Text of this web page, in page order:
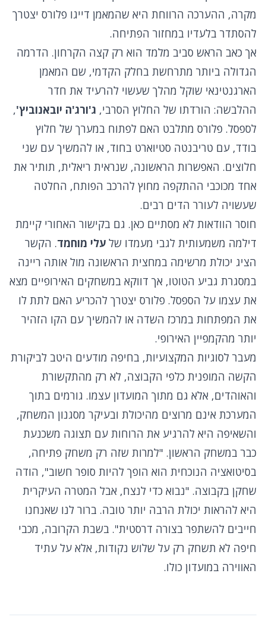
מקרה, ההערכה הרווחת היא שהמאמן דייגו פלורס יצטרך
להסתדר בלעדיו במחזור הפתיחה.
אך כאב הראש סביב מלמד הוא רק קצה הקרחון. הדרמה
הגדולה ביותר מתרחשת בחלק הקדמי, שם המאמן
הארגנטינאי שוקל מהלך שעשוי להרעיד את חדר
ההלבשה: הורדתו של החלוץ הסרבי, ג'ורג'ה יובאנוביץ',
לספסל. פלורס מתלבט האם לפתוח במערך של חלוץ
בודד, עם טריבנטה סטיוארט בחוד, או להמשיך עם שני
חלוצים. האפשרות הראשונה, שנראית ריאלית, תותיר את
אחד מכוכבי ההתקפה מחוץ להרכב הפותח, החלטה
שעשויה לעורר הדים רבים.
חוסר הוודאות לא מסתיים כאן. גם בקישור האחורי קיימת
דילמה משמעותית לגבי מעמדו של עלי מוחמד. הקשר
הציג יכולת מרשימה במחצית הראשונה מול אותה ריינה
במסגרת גביע הטוטו, אך דווקא במשחקים האירופיים מצא
את עצמו על הספסל. פלורס יצטרך להכריע האם לתת לו
את המפתחות במרכז השדה או להמשיך עם הקו הזהיר
יותר מהקמפיין האירופי.
מעבר לסוגיות המקצועיות, בחיפה מודעים היטב לביקורת
הקשה המופנית כלפי הקבוצה, לא רק מהתקשורת
והאוהדים, אלא גם מתוך המועדון עצמו. גורמים בתוך
המערכת אינם מרוצים מהיכולת ובעיקר מסגנון המשחק,
והשאיפה היא להרגיע את הרוחות עם תצוגה משכנעת
כבר במשחק הראשון. "למרות שזה רק משחק פתיחה,
בסיטואציה הנוכחית הוא הופך להיות סופר חשוב", הודה
שחקן בקבוצה. "נבוא כדי לנצח, אבל המטרה העיקרית
היא להראות יכולת הרבה יותר טובה. ברור לנו שאנחנו
חייבים להשתפר בצורה דרסטית". בשבת הקרובה, מכבי
חיפה לא תשחק רק על שלוש נקודות, אלא על עתיד
האווירה במועדון כולו.